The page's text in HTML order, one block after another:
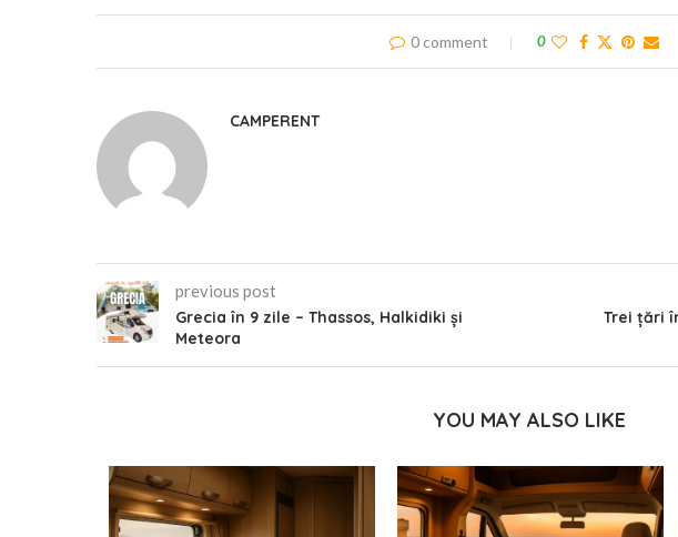
0 comment 0
CAMPERENT
previous post
Grecia în 9 zile – Thassos, Halkidiki și
Meteora
Trei țări
YOU MAY ALSO LIKE